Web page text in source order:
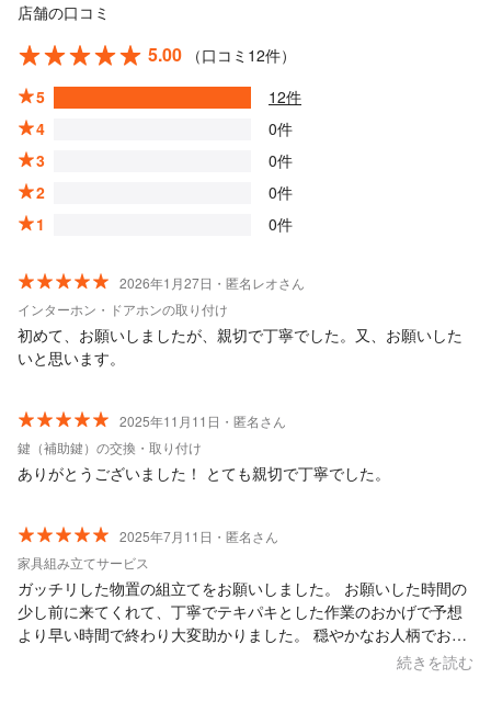
店舗の口コミ
5.00
（口コミ12件）
5
12件
4
0件
3
0件
2
0件
1
0件
2026年1月27日・匿名レオさん
インターホン・ドアホンの取り付け
初めて、お願いしましたが、親切で丁寧でした。又、お願いした
いと思います。
2025年11月11日・匿名さん
鍵（補助鍵）の交換・取り付け
ありがとうございました！ とても親切で丁寧でした。
2025年7月11日・匿名さん
家具組み立てサービス
ガッチリした物置の組立てをお願いしました。 お願いした時間の
少し前に来てくれて、丁寧でテキパキとした作業のおかげで予想
より早い時間で終わり大変助かりました。 穏やかなお人柄でお話
もしやすく明瞭会計！こちらにお願いして本当によかったです。
続きを読む